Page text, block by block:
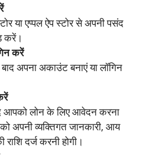
या एप्पल ऐप स्टोर से अपनी पसंद
करें।
करें
अपना अकाउंट बनाएं या लॉगिन
आपको लोन के लिए आवेदन करना
अपनी व्यक्तिगत जानकारी, आय
दर्ज करनी होगी।